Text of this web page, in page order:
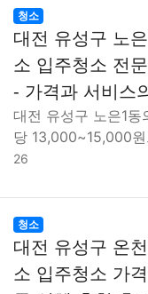
청소
대전 유성구 노
소 입주청소 전
- 가격과 서비스
대전 유성구 노은1
당 13,000~15,000
26
청소
대전 유성구 온
소 입주청소 가